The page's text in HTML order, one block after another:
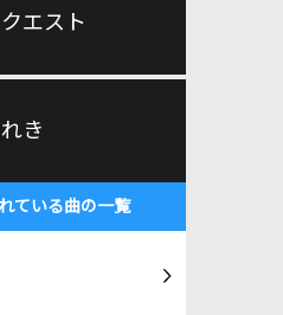
エスト
き
ている曲の一覧